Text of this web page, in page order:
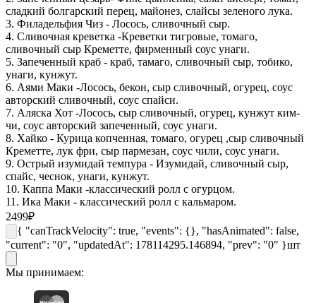
сладкий болгарский перец, майонез, слайсы зеленого лука.
3. Филадельфия Чиз - Лосось, сливочный сыр.
4. Сливочная креветка -Креветки тигровые, томаго,
сливочный сыр Креметте, фирменный соус унаги.
5. Запеченный краб - краб, тамаго, сливочный сыр, тобико,
унаги, кунжут.
6. Аями Маки -Лосось, бекон, сыр сливочный, огурец, соус
авторский сливочный, соус спайси.
7. Аляска Хот -Лосось, сыр сливочный, огурец, кунжут ким-
чи, соус авторский запеченный, соус унаги.
8. Хайко - Курица копченная, томаго, огурец ,сыр сливочный
Креметте, лук фри, сыр пармезан, соус чили, соус унаги.
9. Острый изумидай темпура - Изумидай, сливочный сыр,
спайс, чеснок, унаги, кунжут.
10. Каппа Маки -классический ролл с огурцом.
11. Ика Маки - классический ролл с кальмаром.
2499₽
{ "canTrackVelocity": true, "events": {}, "hasAnimated": false,
"current": "0", "updatedAt": 178114295.146894, "prev": "0" }шт
Мы принимаем: